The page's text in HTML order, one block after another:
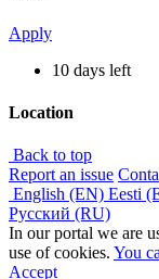
Apply
10 days left
Location
Back to top
Report an issue
English (EN) Eesti
Русский (RU)
In our portal we are
use of cookies. You
Accept